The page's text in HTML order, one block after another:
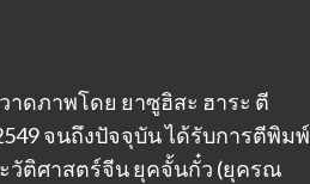
าดภาพโดย ยาซูฮิสะ ฮาระ ตี
จนถึงปัจจุบัน ได้รับการตีพิมพ์
วัติศาสตร์จีน ยุคจั้นกั๋ว (ยุครณ